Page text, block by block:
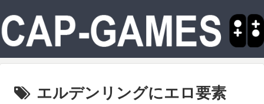
エルデンリングにエロ要素